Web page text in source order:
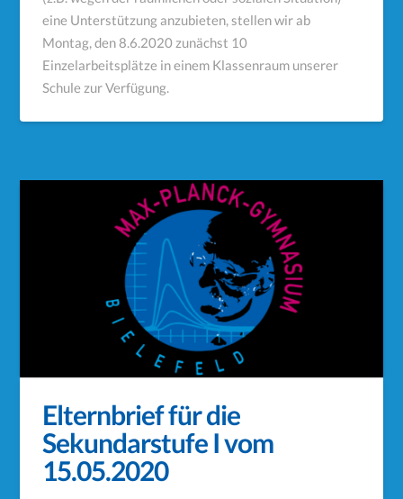
eine Unterstützung anzubieten, stellen wir ab
Montag, den 8.6.2020 zunächst 10
Einzelarbeitsplätze in einem Klassenraum unserer
Schule zur Verfügung.
Elternbrief für die
Sekundarstufe I vom
15.05.2020